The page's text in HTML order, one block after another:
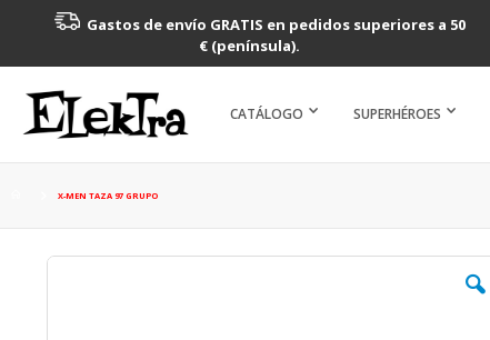
Gastos de envío GRATIS en pedidos superiores a 50
€ (península).
CATÁLOGO SUPERHÉROES
X-MEN TAZA 97 GRUPO
Saltar